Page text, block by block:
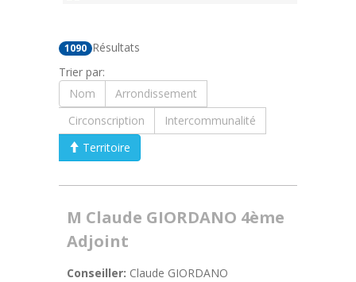
1090 Résultats
Trier par:
Nom
Arrondissement
Circonscription
Intercommunalité
Territoire
M Claude GIORDANO 4ème
Adjoint
Conseiller: Claude GIORDANO